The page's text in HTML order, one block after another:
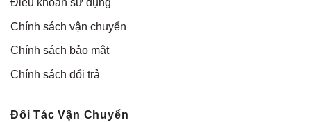
Điều khoản sử dụng
Chính sách vận chuyển
Chính sách bảo mật
Chính sách đổi trả
Đối Tác Vận Chuyển